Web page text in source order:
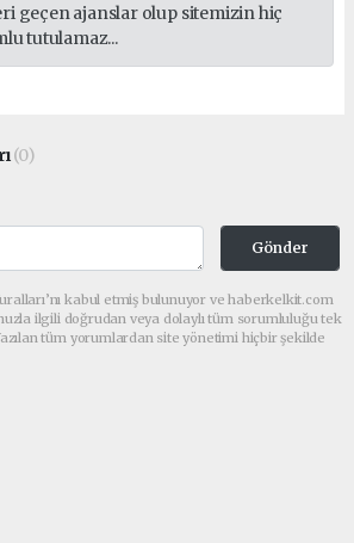
geçen ajanslar olup sitemizin hiç
tutulamaz...
(0)
Gönder
kabul etmiş bulunuyor ve haberkelkit.com
ilgili doğrudan veya dolaylı tüm sorumluluğu tek
tüm yorumlardan site yönetimi hiçbir şekilde